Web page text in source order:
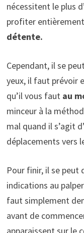
nécessitent le plus
profiter
détente.
Cependant, il se
yeux, il faut prévoir
qu’il vous faut au
minceur à la
mal quand il s’agit
déplacements vers
Pour finir, il se peut
indications au
faut simplement
avant de